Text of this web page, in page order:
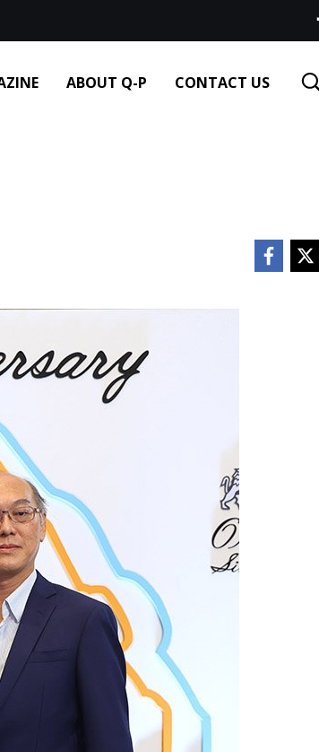
ABOUT Q-P CONTACT US